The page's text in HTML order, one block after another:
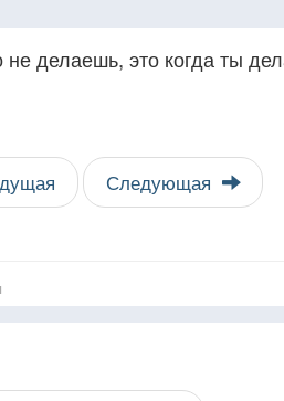
делаешь, это когда ты
Следующая